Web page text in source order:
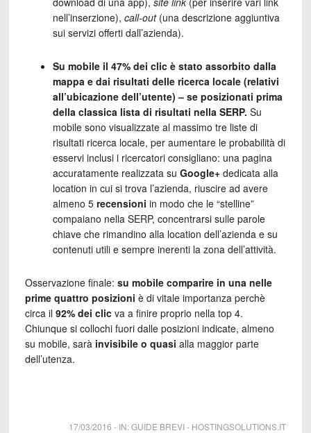
nell’inserzione), call-out(una descrizione aggiuntiva
sui servizi offerti dall’azienda).
Su mobile il 47% dei clic è stato assorbito dalla
mappa e dai risultati delle ricerca locale (relativi
all’ubicazione dell’utente) – se posizionati prima
della classica lista di risultati nella SERP. Su
mobile sono visualizzate al massimo tre liste di
risultati ricerca locale, per aumentare le probabilità di
esservi inclusi i ricercatori consigliano: una pagina
accuratamente realizzata su Google+dedicata alla
location in cui si trova l’azienda, riuscire ad avere
almeno 5 recensioni in modo che le “stelline”
compaiano nella SERP, concentrarsi sulle parole
chiave che rimandino alla location dell’azienda e su
contenuti utili e sempre inerenti la zona dell’attività.
Osservazione finale: su mobile comparire in una nelle
prime quattro posizioni è di vitale importanza perchè
circa il 92% dei clicva a finire proprio nella top 4.
Chiunque si collochi fuori dalle posizioni indicate, almeno
su mobile, sarà invisibile o quasi alla maggior parte
dell’utenza.
17/03/2016 - IN:GUIDE BREVI- HOSTINGSOLUTIONS.IT